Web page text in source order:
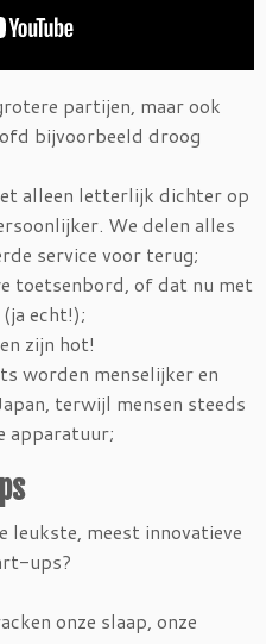
partijen, maar ook
bijvoorbeeld droog
alleen letterlijk dichter op
We delen alles
service voor terug;
toetsenbord, of dat nu met
echt!);
zijn hot!
worden menselijker en
terwijl mensen steeds
apparatuur;
leukste, meest innovatieve
ups?
onze slaap, onze